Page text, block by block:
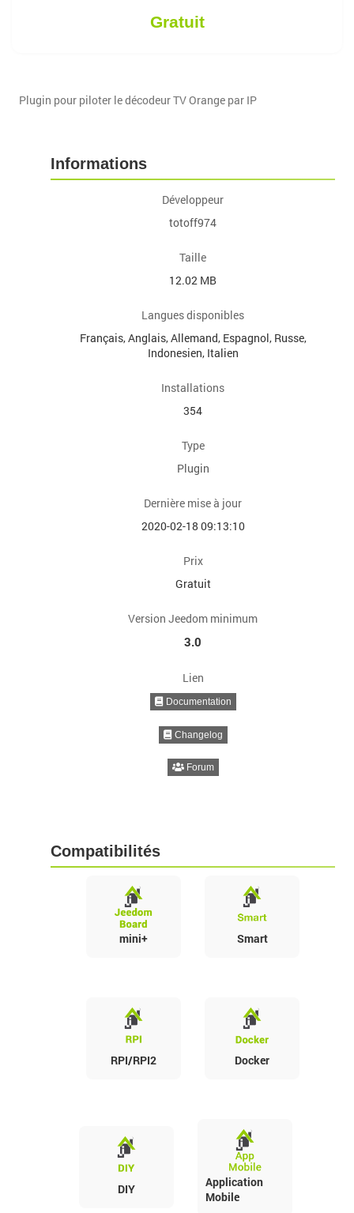
Gratuit
Plugin pour piloter le décodeur TV Orange par IP
Informations
Développeur
totoff974
Taille
12.02 MB
Langues disponibles
Français, Anglais, Allemand, Espagnol, Russe,
Indonesien, Italien
Installations
354
Type
Plugin
Dernière mise à jour
2020-02-18 09:13:10
Prix
Gratuit
Version Jeedom minimum
3.0
Lien
Documentation
Changelog
Forum
Compatibilités
mini+ Smart
RPI/RPI2 Docker
DIY
Application
Mobile